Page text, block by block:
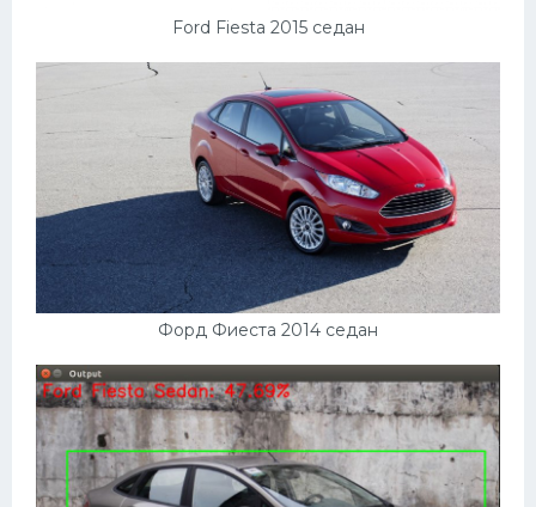
Ford Fiesta 2015 седан
Форд Фиеста 2014 седан